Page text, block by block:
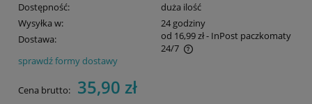
Dostępność:
duża ilość
Wysyłka w:
24 godziny
Dostawa:
od 16,99 zł- InPost paczkomaty
24/7
Cena nie zawiera ewentualnych kosztów płatności
sprawdź formy dostawy
Cena brutto: 35,90 zł